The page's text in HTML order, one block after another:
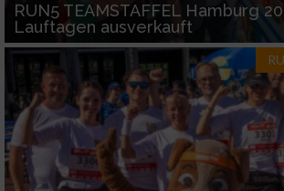
RUN5 TEAMSTAFFEL Hamburg
Lauftagen ausverkauft